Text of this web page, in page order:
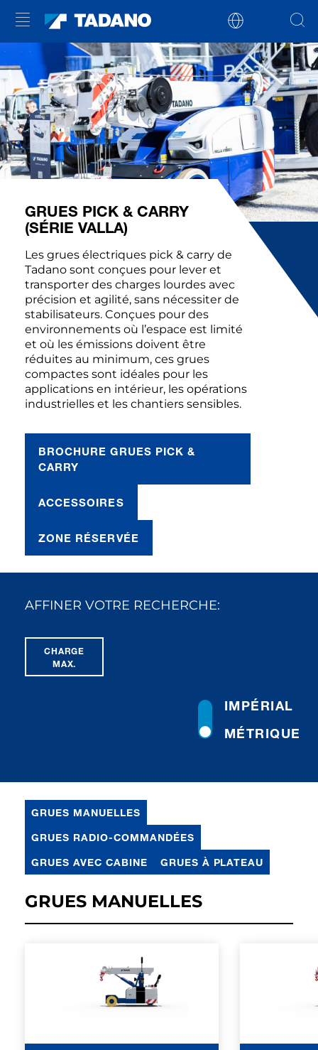
GRUES PICK & CARRY
(SÉRIE VALLA)
Les grues électriques pick & carry de
Tadano sont conçues pour lever et
transporter des charges lourdes avec
précision et agilité, sans nécessiter de
stabilisateurs. Conçues pour des
environnements où l’espace est limité
et où les émissions doivent être
réduites au minimum, ces grues
compactes sont idéales pour les
applications en intérieur, les opérations
industrielles et les chantiers sensibles.
BROCHURE GRUES PICK &
CARRY
ACCESSOIRES
ZONE RÉSERVÉE
AFFINER VOTRE RECHERCHE:
CHARGE
MAX.
MÉTRIQUE
IMPÉRIAL
GRUES MANUELLES
GRUES RADIO-COMMANDÉES
GRUES AVEC CABINE GRUES À PLATEAU
GRUES MANUELLES